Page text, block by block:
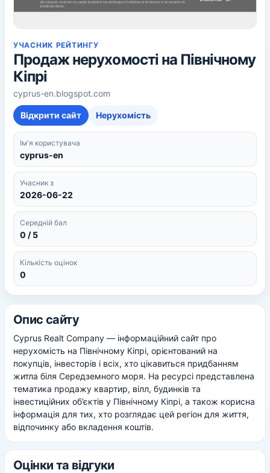
УЧАСНИК РЕЙТИНГУ
Продаж нерухомості на Північному
Кіпрі
cyprus-en.blogspot.com
Відкрити сайт Нерухомість
Ім'я користувача
cyprus-en
Учасник з
2026-06-22
Середній бал
0 / 5
Кількість оцінок
0
Опис сайту
Cyprus Realt Company — інформаційний сайт про
нерухомість на Північному Кіпрі, орієнтований на
покупців, інвесторів і всіх, хто цікавиться придбанням
житла біля Середземного моря. На ресурсі представлена
тематика продажу квартир, вілл, будинків та
інвестиційних об’єктів у Північному Кіпрі, а також корисна
інформація для тих, хто розглядає цей регіон для життя,
відпочинку або вкладення коштів.
Оцінки та відгуки